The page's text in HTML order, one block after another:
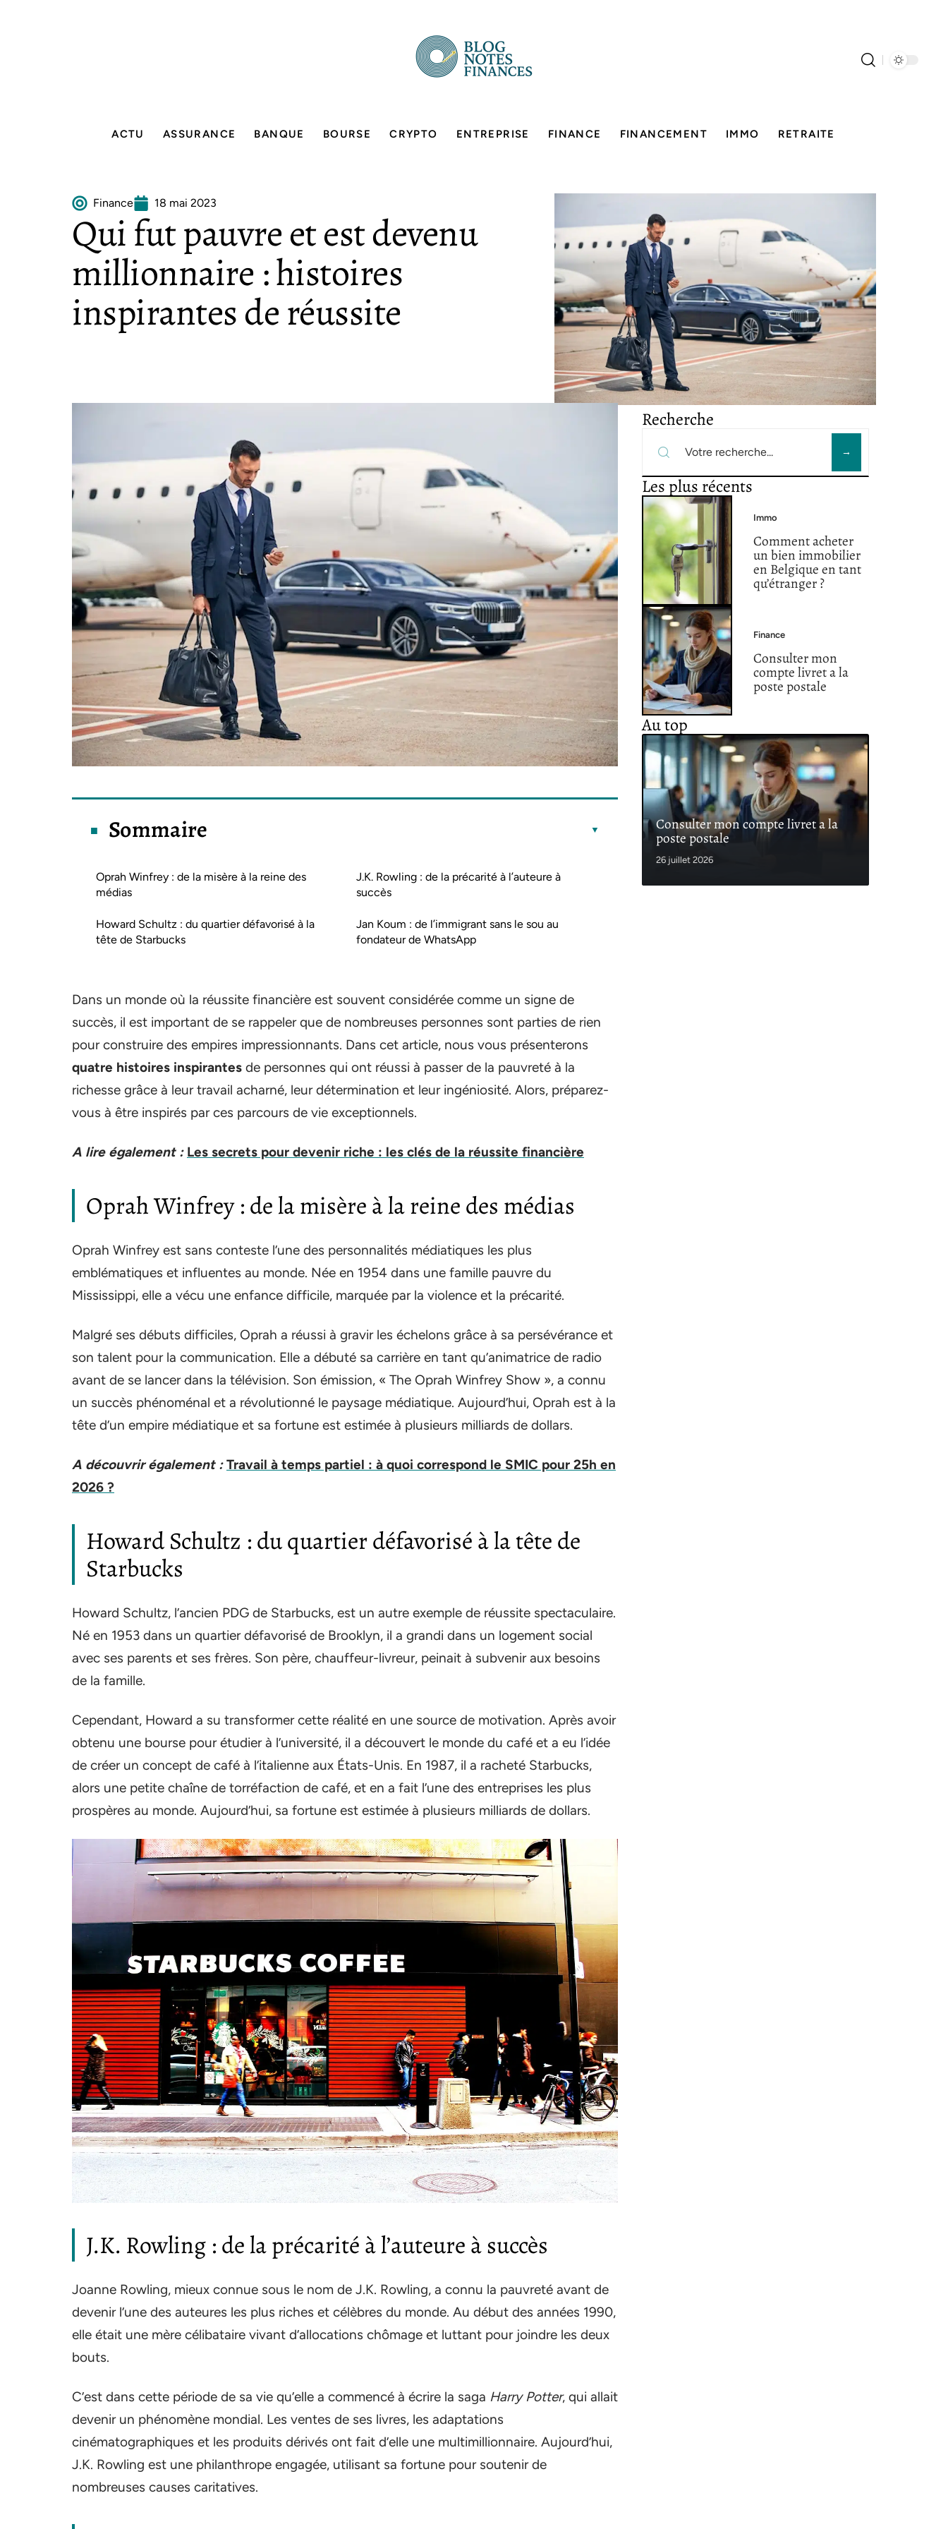
ACTU ASSURANCE BANQUE BOURSE CRYPTO ENTREPRISE FINANCE FINANCEMENT IMMO RETRAITE
Finance 18 mai 2023
Qui fut pauvre et est devenu
millionnaire : histoires
inspirantes de réussite
Sommaire
Oprah Winfrey : de la misère à la reine des
médias
Howard Schultz : du quartier défavorisé à la
tête de Starbucks
J.K. Rowling : de la précarité à l’auteure à
succès
Jan Koum : de l’immigrant sans le sou au
fondateur de WhatsApp
Dans un monde où la réussite financière est souvent considérée comme un signe de
succès, il est important de se rappeler que de nombreuses personnes sont parties de rien
pour construire des empires impressionnants. Dans cet article, nous vous présenterons
quatre histoires inspirantes de personnes qui ont réussi à passer de la pauvreté à la
richesse grâce à leur travail acharné, leur détermination et leur ingéniosité. Alors, préparez-
vous à être inspirés par ces parcours de vie exceptionnels.
A lire également : Les secrets pour devenir riche : les clés de la réussite financière
Oprah Winfrey : de la misère à la reine des médias
Oprah Winfrey est sans conteste l’une des personnalités médiatiques les plus
emblématiques et influentes au monde. Née en 1954 dans une famille pauvre du
Mississippi, elle a vécu une enfance difficile, marquée par la violence et la précarité.
Malgré ses débuts difficiles, Oprah a réussi à gravir les échelons grâce à sa persévérance et
son talent pour la communication. Elle a débuté sa carrière en tant qu’animatrice de radio
avant de se lancer dans la télévision. Son émission, « The Oprah Winfrey Show », a connu
un succès phénoménal et a révolutionné le paysage médiatique. Aujourd’hui, Oprah est à la
tête d’un empire médiatique et sa fortune est estimée à plusieurs milliards de dollars.
A découvrir également : Travail à temps partiel : à quoi correspond le SMIC pour 25h en
2026 ?
Howard Schultz : du quartier défavorisé à la tête de
Starbucks
Howard Schultz, l’ancien PDG de Starbucks, est un autre exemple de réussite spectaculaire.
Né en 1953 dans un quartier défavorisé de Brooklyn, il a grandi dans un logement social
avec ses parents et ses frères. Son père, chauffeur-livreur, peinait à subvenir aux besoins
de la famille.
Cependant, Howard a su transformer cette réalité en une source de motivation. Après avoir
obtenu une bourse pour étudier à l’université, il a découvert le monde du café et a eu l’idée
de créer un concept de café à l’italienne aux États-Unis. En 1987, il a racheté Starbucks,
alors une petite chaîne de torréfaction de café, et en a fait l’une des entreprises les plus
prospères au monde. Aujourd’hui, sa fortune est estimée à plusieurs milliards de dollars.
J.K. Rowling : de la précarité à l’auteure à succès
Joanne Rowling, mieux connue sous le nom de J.K. Rowling, a connu la pauvreté avant de
devenir l’une des auteures les plus riches et célèbres du monde. Au début des années 1990,
elle était une mère célibataire vivant d’allocations chômage et luttant pour joindre les deux
bouts.
C’est dans cette période de sa vie qu’elle a commencé à écrire la saga Harry Potter, qui allait
devenir un phénomène mondial. Les ventes de ses livres, les adaptations
cinématographiques et les produits dérivés ont fait d’elle une multimillionnaire. Aujourd’hui,
J.K. Rowling est une philanthrope engagée, utilisant sa fortune pour soutenir de
nombreuses causes caritatives.
Recherche
Les plus récents
Immo
Comment acheter
un bien immobilier
en Belgique en tant
qu’étranger ?
Finance
Consulter mon
compte livret a la
poste postale
Au top
Consulter mon compte livret a la
poste postale
26 juillet 2026